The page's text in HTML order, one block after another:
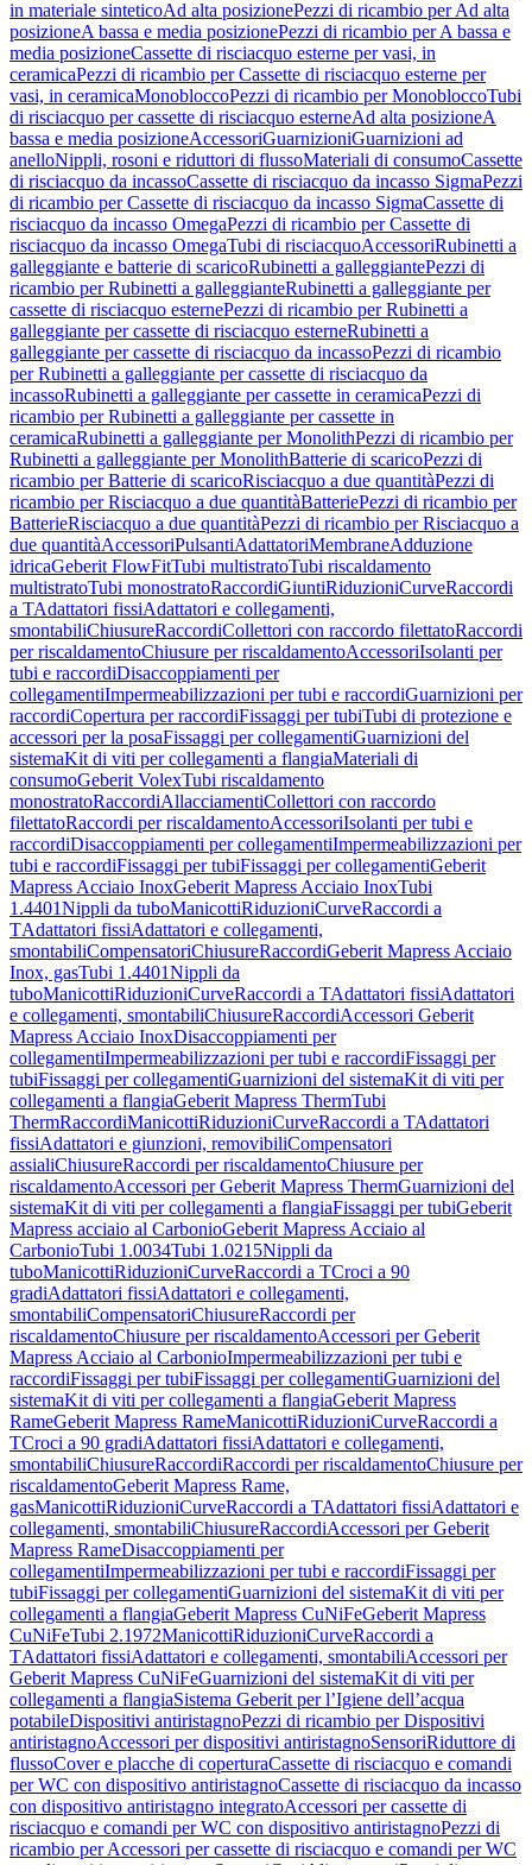
in materiale sinteticoAd alta posizionePezzi di ricambio per Ad alta
posizioneA bassa e media posizionePezzi di ricambio per A bassa e
media posizioneCassette di risciacquo esterne per vasi, in
ceramicaPezzi di ricambio per Cassette di risciacquo esterne per
vasi, in ceramicaMonobloccoPezzi di ricambio per MonobloccoTubi
di risciacquo per cassette di risciacquo esterneAd alta posizioneA
bassa e media posizioneAccessoriGuarnizioniGuarnizioni ad
anelloNippli, rosoni e riduttori di flussoMateriali di consumoCassette
di risciacquo da incassoCassette di risciacquo da incasso SigmaPezzi
di ricambio per Cassette di risciacquo da incasso SigmaCassette di
risciacquo da incasso OmegaPezzi di ricambio per Cassette di
risciacquo da incasso OmegaTubi di risciacquoAccessoriRubinetti a
galleggiante e batterie di scaricoRubinetti a galleggiantePezzi di
ricambio per Rubinetti a galleggianteRubinetti a galleggiante per
cassette di risciacquo esternePezzi di ricambio per Rubinetti a
galleggiante per cassette di risciacquo esterneRubinetti a
galleggiante per cassette di risciacquo da incassoPezzi di ricambio
per Rubinetti a galleggiante per cassette di risciacquo da
incassoRubinetti a galleggiante per cassette in ceramicaPezzi di
ricambio per Rubinetti a galleggiante per cassette in
ceramicaRubinetti a galleggiante per MonolithPezzi di ricambio per
Rubinetti a galleggiante per MonolithBatterie di scaricoPezzi di
ricambio per Batterie di scaricoRisciacquo a due quantitàPezzi di
ricambio per Risciacquo a due quantitàBatteriePezzi di ricambio per
BatterieRisciacquo a due quantitàPezzi di ricambio per Risciacquo a
due quantitàAccessoriPulsantiAdattatoriMembraneAdduzione
idricaGeberit FlowFitTubi multistratoTubi riscaldamento
multistratoTubi monostratoRaccordiGiuntiRiduzioniCurveRaccordi
a TAdattatori fissiAdattatori e collegamenti,
smontabiliChiusureRaccordiCollettori con raccordo filettatoRaccordi
per riscaldamentoChiusure per riscaldamentoAccessoriIsolanti per
tubi e raccordiDisaccoppiamenti per
collegamentiImpermeabilizzazioni per tubi e raccordiGuarnizioni per
raccordiCopertura per raccordiFissaggi per tubiTubi di protezione e
accessori per la posaFissaggi per collegamentiGuarnizioni del
sistemaKit di viti per collegamenti a flangiaMateriali di
consumoGeberit VolexTubi riscaldamento
monostratoRaccordiAllacciamentiCollettori con raccordo
filettatoRaccordi per riscaldamentoAccessoriIsolanti per tubi e
raccordiDisaccoppiamenti per collegamentiImpermeabilizzazioni per
tubi e raccordiFissaggi per tubiFissaggi per collegamentiGeberit
Mapress Acciaio InoxGeberit Mapress Acciaio InoxTubi
1.4401Nippli da tuboManicottiRiduzioniCurveRaccordi a
TAdattatori fissiAdattatori e collegamenti,
smontabiliCompensatoriChiusureRaccordiGeberit Mapress Acciaio
Inox, gasTubi 1.4401Nippli da
tuboManicottiRiduzioniCurveRaccordi a TAdattatori fissiAdattatori
e collegamenti, smontabiliChiusureRaccordiAccessori Geberit
Mapress Acciaio InoxDisaccoppiamenti per
collegamentiImpermeabilizzazioni per tubi e raccordiFissaggi per
tubiFissaggi per collegamentiGuarnizioni del sistemaKit di viti per
collegamenti a flangiaGeberit Mapress ThermTubi
ThermRaccordiManicottiRiduzioniCurveRaccordi a TAdattatori
fissiAdattatori e giunzioni, removibiliCompensatori
assialiChiusureRaccordi per riscaldamentoChiusure per
riscaldamentoAccessori per Geberit Mapress ThermGuarnizioni del
sistemaKit di viti per collegamenti a flangiaFissaggi per tubiGeberit
Mapress acciaio al CarbonioGeberit Mapress Acciaio al
CarbonioTubi 1.0034Tubi 1.0215Nippli da
tuboManicottiRiduzioniCurveRaccordi a TCroci a 90
gradiAdattatori fissiAdattatori e collegamenti,
smontabiliCompensatoriChiusureRaccordi per
riscaldamentoChiusure per riscaldamentoAccessori per Geberit
Mapress Acciaio al CarbonioImpermeabilizzazioni per tubi e
raccordiFissaggi per tubiFissaggi per collegamentiGuarnizioni del
sistemaKit di viti per collegamenti a flangiaGeberit Mapress
RameGeberit Mapress RameManicottiRiduzioniCurveRaccordi a
TCroci a 90 gradiAdattatori fissiAdattatori e collegamenti,
smontabiliChiusureRaccordiRaccordi per riscaldamentoChiusure per
riscaldamentoGeberit Mapress Rame,
gasManicottiRiduzioniCurveRaccordi a TAdattatori fissiAdattatori e
collegamenti, smontabiliChiusureRaccordiAccessori per Geberit
Mapress RameDisaccoppiamenti per
collegamentiImpermeabilizzazioni per tubi e raccordiFissaggi per
tubiFissaggi per collegamentiGuarnizioni del sistemaKit di viti per
collegamenti a flangiaGeberit Mapress CuNiFeGeberit Mapress
CuNiFeTubi 2.1972ManicottiRiduzioniCurveRaccordi a
TAdattatori fissiAdattatori e collegamenti, smontabiliAccessori per
Geberit Mapress CuNiFeGuarnizioni del sistemaKit di viti per
collegamenti a flangiaSistema Geberit per l’Igiene dell’acqua
potabileDispositivi antiristagnoPezzi di ricambio per Dispositivi
antiristagnoAccessori per dispositivi antiristagnoSensoriRiduttore di
flussoCover e placche di coperturaCassette di risciacquo e comandi
per WC con dispositivo antiristagnoCassette di risciacquo da incasso
con dispositivo antiristagno integratoAccessori per cassette di
risciacquo e comandi per WC con dispositivo antiristagnoPezzi di
ricambio per Accessori per cassette di risciacquo e comandi per WC